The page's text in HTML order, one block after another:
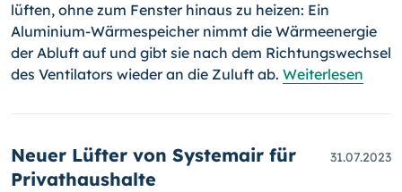
lüften, ohne zum Fenster hinaus zu heizen: Ein
Aluminium-Wärmespeicher nimmt die Wärmeenergie
der Abluft auf und gibt sie nach dem Richtungswechsel
des Ventilators wieder an die Zuluft ab. Weiterlesen
Neuer Lüfter von Systemair für
Privathaushalte
31.07.2023